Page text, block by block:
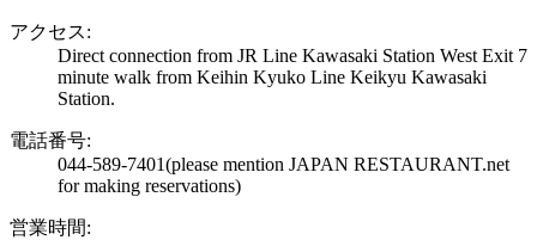
アクセス:
Direct connection from JR Line Kawasaki Station West Exit 7
minute walk from Keihin Kyuko Line Keikyu Kawasaki
Station.
電話番号:
044-589-7401(please mention JAPAN RESTAURANT.net
for making reservations)
営業時間: